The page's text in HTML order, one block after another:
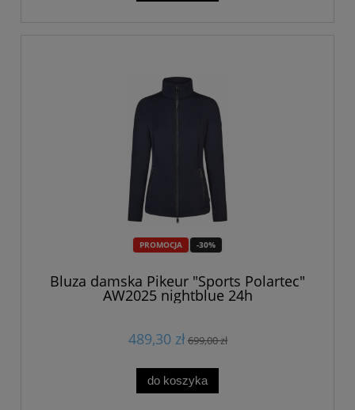
PROMOCJA -30%
Bluza damska Pikeur "Sports Polartec"
AW2025 nightblue 24h
489,30 zł699,00 zł
do koszyka